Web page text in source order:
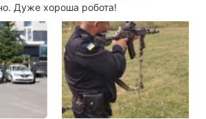
Дуже хороша робота!